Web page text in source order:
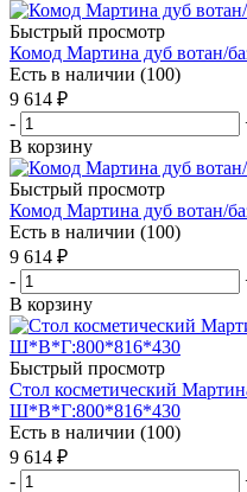
Быстрый просмотр
Комод Мартина дуб вотан/
Есть в наличии (100)
9 614 ₽
-
В корзину
Быстрый просмотр
Комод Мартина дуб вотан/
Есть в наличии (100)
9 614 ₽
-
В корзину
Быстрый просмотр
Стол косметический
Ш*В*Г:800*816*430
Есть в наличии (100)
9 614 ₽
-